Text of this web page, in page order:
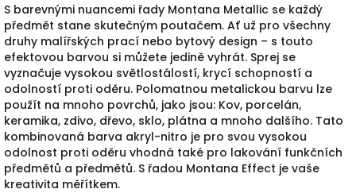
S barevnými nuancemi řady Montana Metallic se každý
předmět stane skutečným poutačem. Ať už pro všechny
druhy malířských prací nebo bytový design – s touto
efektovou barvou si můžete jedině vyhrát. Sprej se
vyznačuje vysokou světlostálostí, krycí schopností a
odolností proti oděru. Polomatnou metalickou barvu lze
použít na mnoho povrchů, jako jsou: Kov, porcelán,
keramika, zdivo, dřevo, sklo, plátna a mnoho dalšího. Tato
kombinovaná barva akryl-nitro je pro svou vysokou
odolnost proti oděru vhodná také pro lakování funkčních
předmětů a předmětů. S řadou Montana Effect je vaše
kreativita měřítkem.